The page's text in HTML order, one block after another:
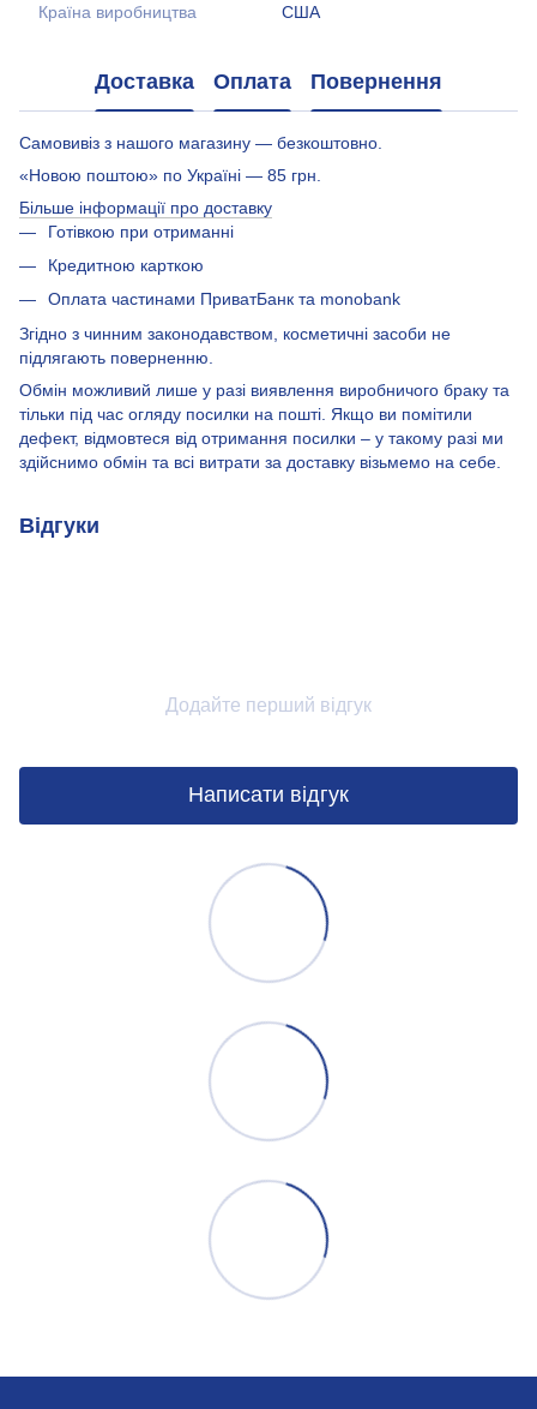
Країна виробництва США
Доставка Оплата Повернення
Самовивіз з нашого магазину — безкоштовно.
«Новою поштою» по Україні — 85 грн.
Більше інформації про доставку
Готівкою при отриманні
Кредитною карткою
Оплата частинами ПриватБанк та monobank
Згідно з чинним законодавством, косметичні засоби не
підлягають поверненню.
Обмін можливий лише у разі виявлення виробничого браку та
тільки під час огляду посилки на пошті. Якщо ви помітили
дефект, відмовтеся від отримання посилки – у такому разі ми
здійснимо обмін та всі витрати за доставку візьмемо на себе.
Відгуки
Додайте перший відгук
Написати відгук